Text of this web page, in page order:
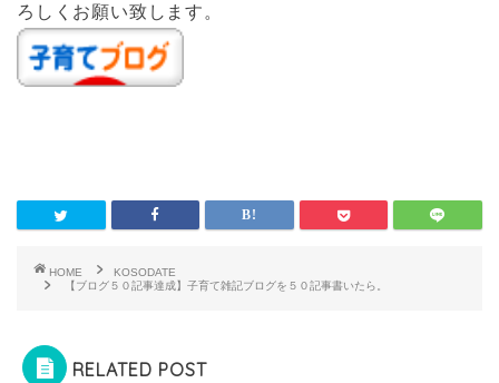
ろしくお願い致します。
HOME
KOSODATE
【ブログ５０記事達成】子育て雑記ブログを５０記事書いたら。
RELATED POST